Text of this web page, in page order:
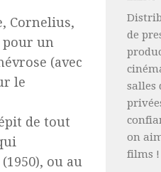
Cornelius,
pour un
(avec
le
de tout
(1950), ou au
de
salles
on
films !